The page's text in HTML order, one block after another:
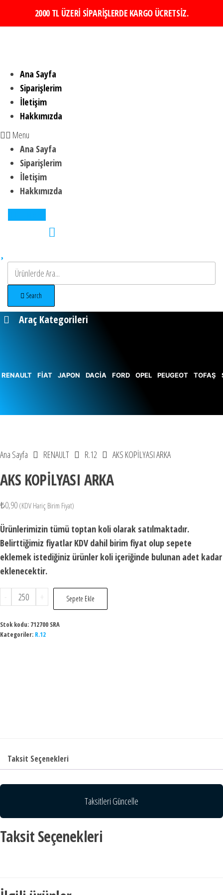
2000 TL ÜZERİ SİPARİŞLERDE KARGO ÜCRETSİZ.
Ana Sayfa
Siparişlerim
İletişim
Hakkımızda
Menu
Ana Sayfa
Siparişlerim
İletişim
Hakkımızda
Search
Araç Kategorileri
RENAULT FİAT JAPON DACİA FORD OPEL PEUGEOT TOFAŞ
Ana Sayfa RENAULT R.12 AKS KOPİLYASI ARKA
AKS KOPİLYASI ARKA
₺0,90 (KDV Hariç Birim Fiyat)
Ürünlerimizin tümü toptan koli olarak satılmaktadır.
Belirttiğimiz fiyatlar KDV dahil birim fiyat olup sepete
eklemek istediğiniz ürünler koli içeriğinde bulunan adet kadar
eklenecektir.
-
AKS
KOPİLYASI
ARKA
adet
+ Sepete Ekle
Stok kodu: 712700 SRA
Kategoriler: R.12
Taksit Seçenekleri
Taksitleri Güncelle
Taksit Seçenekleri